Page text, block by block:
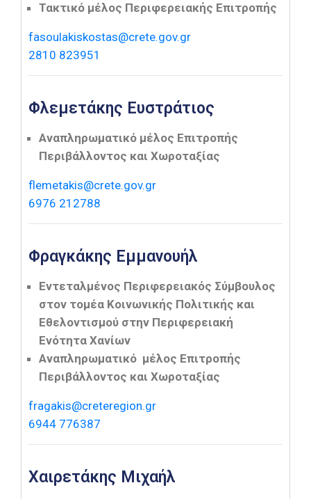
Τακτικό μέλος Περιφερειακής Επιτροπής
fasoulakiskostas@crete.gov.gr
2810 823951
Φλεμετάκης Ευστράτιος
Αναπληρωματικό μέλος Επιτροπής
Περιβάλλοντος και Χωροταξίας
flemetakis@crete.gov.gr
6976 212788
Φραγκάκης Εμμανουήλ
Εντεταλμένος Περιφερειακός Σύμβουλος
στον τομέα Κοινωνικής Πολιτικής και
Εθελοντισμού στην Περιφερειακή
Ενότητα Χανίων
Αναπληρωματικό μέλος Επιτροπής
Περιβάλλοντος και Χωροταξίας
fragakis@creteregion.gr
6944 776387
Χαιρετάκης Μιχαήλ